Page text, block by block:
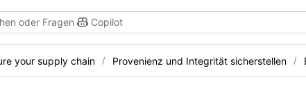
oder Fragen Copilot
your supply chain Provenienz und Integrität sicherstellen